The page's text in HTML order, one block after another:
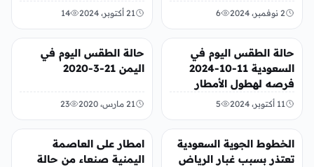
والمحافظات الأخرى
2 نوفمبر، 2024 6 21 أكتوبر، 2024 14
تريندات
حالة الطقس اليوم في
السعودية 11-10-2024
فرصه لهطول الأمطار
11 أكتوبر، 2024 5
أخبار محلية
حالة الطقس اليوم في
اليمن 21-3-2020
21 مارس، 2020 23
عربي ودولي
الخطوط الجوية السعودية
تعتذر بسبب غبار الرياض
منوعات
امطار على العاصمة
اليمنية صنعاء من حالة